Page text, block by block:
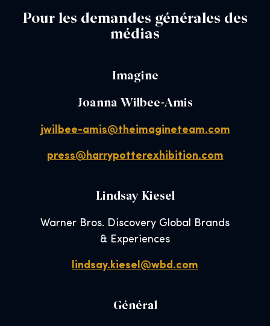
Pour les demandes générales des
médias
Imagine
Joanna Wilbee-Amis
jwilbee-amis@theimagineteam.com
press@harrypotterexhibition.com
Lindsay Kiesel
Warner Bros. Discovery Global Brands
& Experiences
lindsay.kiesel@wbd.com
Général